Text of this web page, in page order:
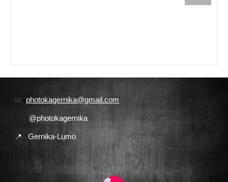
📧 photokagernika@gmail.com
@photokagernika
📍 Gernika-Lumo